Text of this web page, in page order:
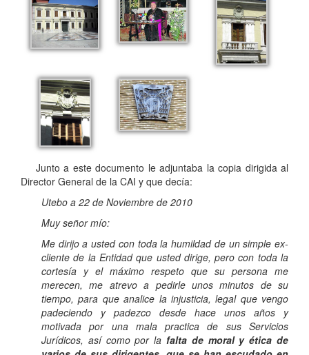
Junto a este documento le adjuntaba la copia dirigida al
Director General de la CAI y que decía:
Utebo a 22 de Noviembre de 2010
Muy señor mío:
Me dirijo a usted con toda la humildad de un simple ex-
cliente de la Entidad que usted dirige, pero con toda la
cortesía y el máximo respeto que su persona me
merecen, me atrevo a pedirle unos minutos de su
tiempo, para que analice la injusticia, legal que vengo
padeciendo y padezco desde hace unos años y
motivada por una mala practica de sus Servicios
Jurídicos, así como por la falta de moral y ética de